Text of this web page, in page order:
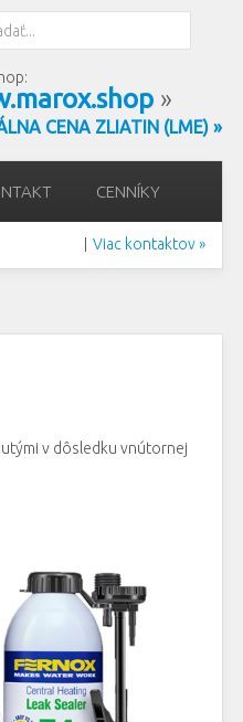
»
CENA ZLIATIN (LME) »
CENNÍKY
Viac kontaktov »
v dôsledku vnútornej